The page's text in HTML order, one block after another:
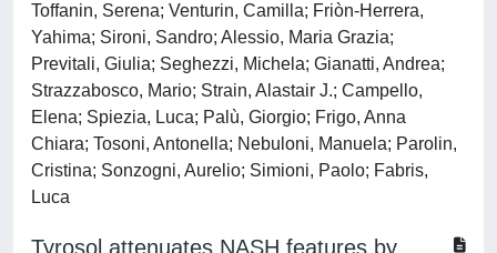
Toffanin, Serena; Venturin, Camilla; Friòn-Herrera,
Yahima; Sironi, Sandro; Alessio, Maria Grazia;
Previtali, Giulia; Seghezzi, Michela; Gianatti, Andrea;
Strazzabosco, Mario; Strain, Alastair J.; Campello,
Elena; Spiezia, Luca; Palù, Giorgio; Frigo, Anna
Chiara; Tosoni, Antonella; Nebuloni, Manuela; Parolin,
Cristina; Sonzogni, Aurelio; Simioni, Paolo; Fabris,
Luca
Tyrosol attenuates NASH features by